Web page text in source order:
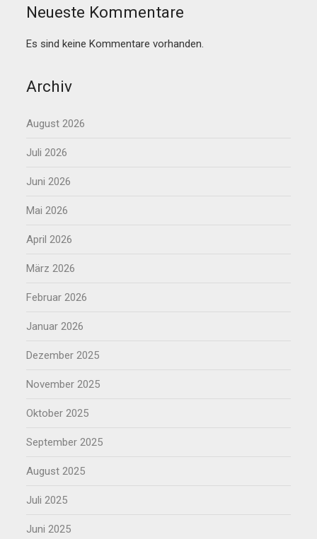
Neueste Kommentare
Es sind keine Kommentare vorhanden.
Archiv
August 2026
Juli 2026
Juni 2026
Mai 2026
April 2026
März 2026
Februar 2026
Januar 2026
Dezember 2025
November 2025
Oktober 2025
September 2025
August 2025
Juli 2025
Juni 2025